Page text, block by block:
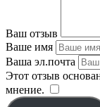
Ваш отзыв
Ваше имя
Ваша эл.почта
Этот отзыв
мнение.